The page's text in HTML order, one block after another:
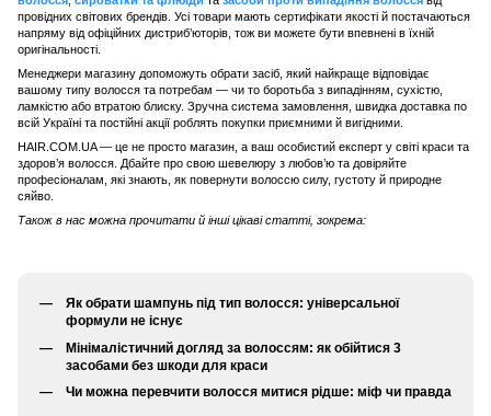
провідних світових брендів. Усі товари мають сертифікати якості й постачаються
напряму від офіційних дистриб’юторів, тож ви можете бути впевнені в їхній
оригінальності.
Менеджери магазину допоможуть обрати засіб, який найкраще відповідає
вашому типу волосся та потребам — чи то боротьба з випадінням, сухістю,
ламкістю або втратою блиску. Зручна система замовлення, швидка доставка по
всій Україні та постійні акції роблять покупки приємними й вигідними.
HAIR.COM.UA — це не просто магазин, а ваш особистий експерт у світі краси та
здоров’я волосся. Дбайте про свою шевелюру з любов’ю та довіряйте
професіоналам, які знають, як повернути волоссю силу, густоту й природне
сяйво.
Також в нас можна прочитати й інші цікаві статті, зокрема:
Як обрати шампунь під тип волосся: універсальної
формули не існує
Мінімалістичний догляд за волоссям: як обійтися 3
засобами без шкоди для краси
Чи можна перевчити волосся митися рідше: міф чи правда